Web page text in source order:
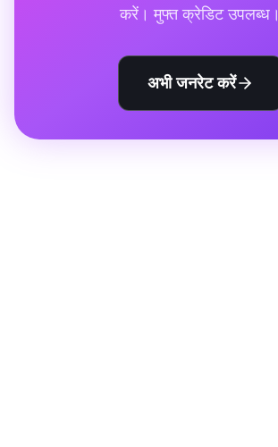
करें। मुफ्त क्रेडिट उपलब्ध।
अभी जनरेट करें